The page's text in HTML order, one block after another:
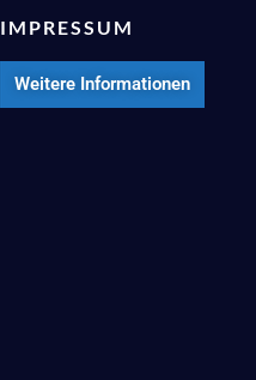
IMPRESSUM
Weitere Informationen